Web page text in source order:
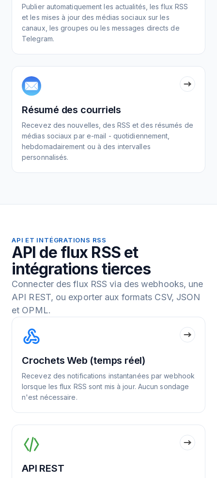
Publier automatiquement les actualités, les flux RSS
et les mises à jour des médias sociaux sur les
canaux, les groupes ou les messages directs de
Telegram.
Résumé des courriels
Recevez des nouvelles, des RSS et des résumés de
médias sociaux par e-mail - quotidiennement,
hebdomadairement ou à des intervalles
personnalisés.
API ET INTÉGRATIONS RSS
API de flux RSS et
intégrations tierces
Connecter des flux RSS via des webhooks, une
API REST, ou exporter aux formats CSV, JSON
et OPML.
Crochets Web (temps réel)
Recevez des notifications instantanées par webhook
lorsque les flux RSS sont mis à jour. Aucun sondage
n'est nécessaire.
API REST